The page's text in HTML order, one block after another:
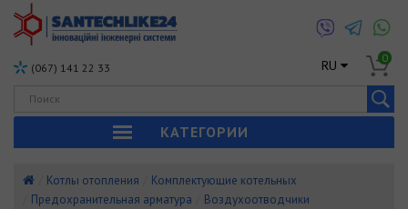
(067) 141 22 33 RU 0
КАТЕГОРИИ
Котлы отопления
Комплектующие котельных
Предохранительная арматура
Воздухоотводчики